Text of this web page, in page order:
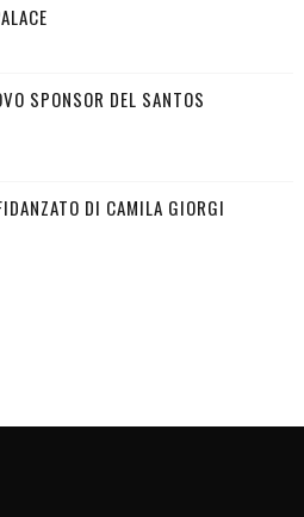
SPONSOR DEL SANTOS
DI CAMILA GIORGI